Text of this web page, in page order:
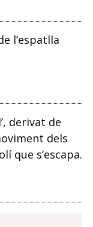
l’espatlla
derivat de
dels
que s’escapa.